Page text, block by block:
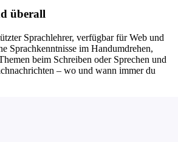
überall
Sprachlehrer, verfügbar für Web und
Sprachkenntnisse im Handumdrehen,
beim Schreiben oder Sprechen und
– wo und wann immer du